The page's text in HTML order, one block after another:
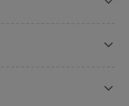
und lassen Sie sich inspirieren: Sie
Flugoptionen an, die wir jeden Tag